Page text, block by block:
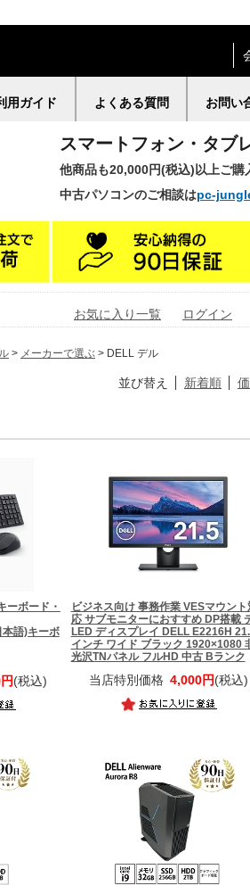
用ガイド よくある質問 お問い
スマートフォン・タブ
他商品も20,000円(税込)以上ご購
中古パソコンのご相談はpc-
お気に入り一覧 ログイン
> メーカーで選ぶ > DELL デル
並び替え 新着順
ーボード・
語)キーボ
(税込)
ビジネス向け 事務作業 VESマウント
応 サブモニターにおすすめ DP搭載
LED ディスプレイ DELL E2216H
インチ ワイド ブラック 1920×1080
光沢TNパネル フルHD 中古 Bランク
当店特別価格 4,000円(税込)